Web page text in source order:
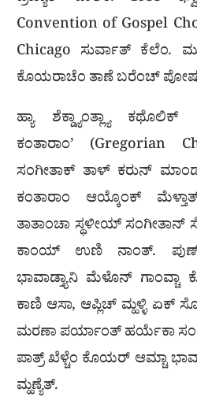
Convention of Gospel
Chicago ಸುರ್ವಾತ್ ಕೆಲೆಂ.
ಕೊಯರಾಚೆಂ ತಾಣೆ ಬರೆಂಚ್
ಹ್ಯಾ ಶೆಕ್ಡ್ಯಾಂತ್ಲ್ಯಾ
ಕಂತಾರಾಂ’ (Gregorian
ಸಂಗೀತಾಕ್ ತಾಳ್ ಕರುನ್
ಕಂತಾರಾಂ ಆಯ್ಕೊಂಕ್
ತಾತಾಂಚಾ ಸ್ಥಳೀಯ್
ಕಾಂಯ್ ಉಣಿ ನಾಂತ್.
ಭಾವಾಡ್ತ್ಯಾನಿ ಮೆಳೊನ್
ಕಾಣಿ ಆಸಾ, ಆಪ್ಲಿಚ್ ಮ್ಹಳ್ಳಿ ಏಕ್
ಮರಣಾ ಪರ್ಯಾಂತ್ ಹರ್ಯೆಕಾ
ಪಾತ್ರ್ ಖೆಳ್ಚೆಂ ಕೊಯರ್ ಆಮ್ಚಾ
ಮ್ಹಣ್ಯೆತ್.